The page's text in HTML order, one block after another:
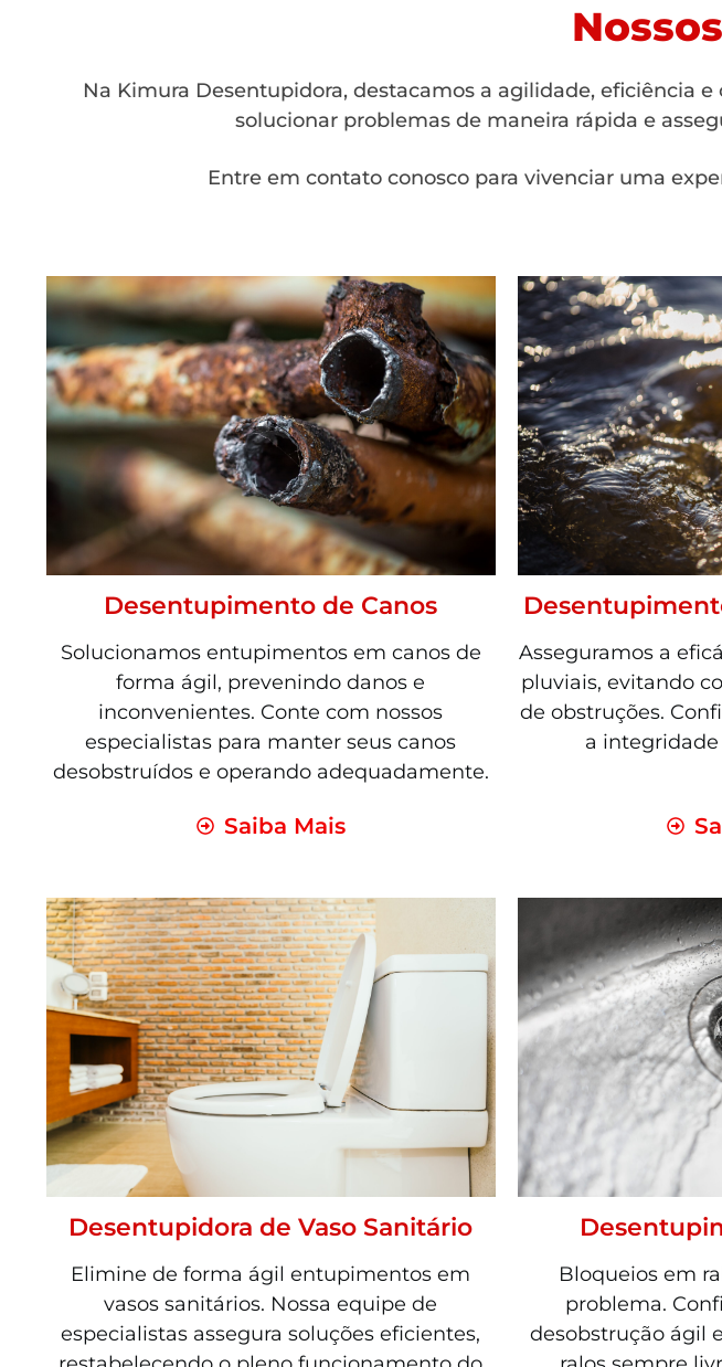
Na Kimura Desentupidora, destacamos a agilidade, eficiência
solucionar problemas de maneira rápida e
Entre em contato conosco para vivenciar uma
Desentupimento de Canos
Solucionamos entupimentos em canos de
forma ágil, prevenindo danos e
inconvenientes. Conte com nossos
especialistas para manter seus canos
desobstruídos e operando adequadamente.
Saiba Mais
Asseguramos a
pluviais, evitando
de obstruções.
a
Desentupidora de Vaso Sanitário
Elimine de forma ágil entupimentos em
vasos sanitários. Nossa equipe de
especialistas assegura soluções eficientes,
Bloqueios em
problema.
desobstrução ágil